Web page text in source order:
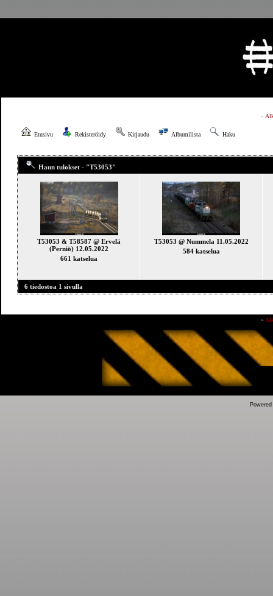
»
Etusivu Rekisteröidy Kirjaudu Albumilista Haku
Haun tulokset - "T53053"
T53053 & T58587 @ Ervelä
(Perniö) 12.05.2022
661 katselua
T53053 @ Nummela 11.05.2022
584 katselua
6 tiedostoa 1 sivulla
»